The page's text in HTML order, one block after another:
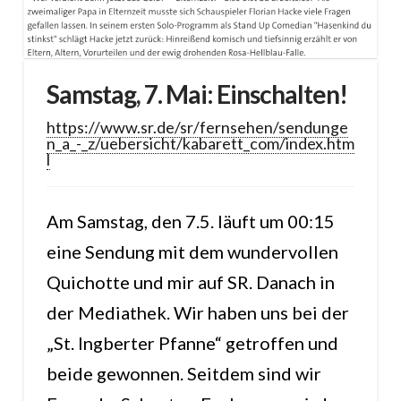
Samstag, 7. Mai: Einschalten!
https://www.sr.de/sr/fernsehen/sendunge
n_a_-_z/uebersicht/kabarett_com/index.htm
l
Am Samstag, den 7.5. läuft um 00:15
eine Sendung mit dem wundervollen
Quichotte und mir auf SR. Danach in
der Mediathek. Wir haben uns bei der
„St. Ingberter Pfanne“ getroffen und
beide gewonnen. Seitdem sind wir